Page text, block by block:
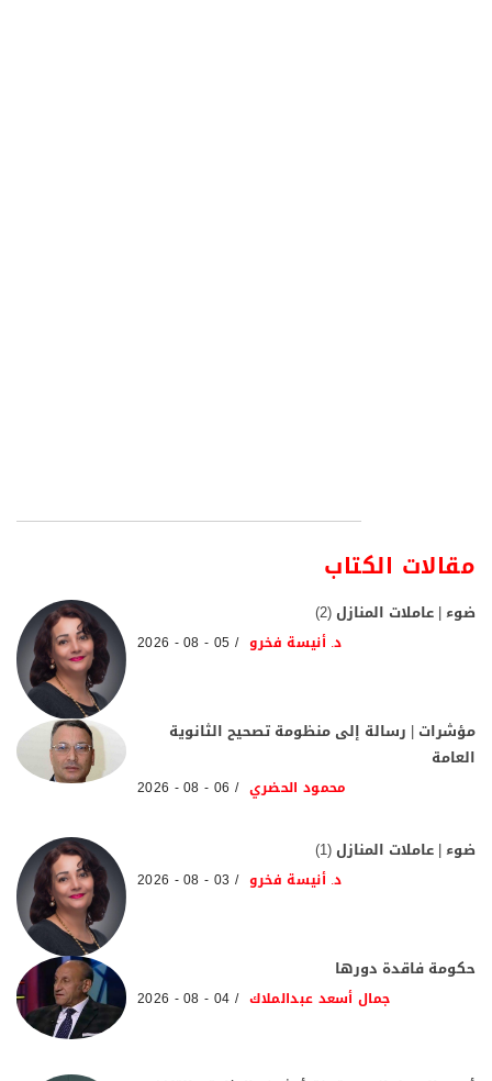
مقالات الكتاب
ضوء | عاملات المنازل (2)
د. أنيسة فخرو 05 - 08 - 2026
مؤشرات | رسالة إلى منظومة تصحيح الثانوية
العامة
محمود الحضري 06 - 08 - 2026
ضوء | عاملات المنازل (1)
د. أنيسة فخرو 03 - 08 - 2026
حكومة فاقدة دورها
جمال أسعد عبدالملاك 04 - 08 - 2026